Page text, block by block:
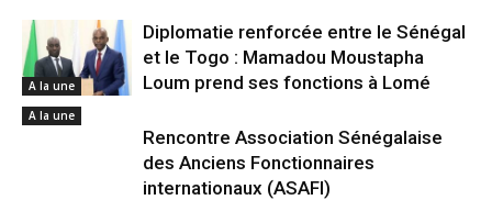
A la une
Diplomatie renforcée entre le Sénégal
et le Togo : Mamadou Moustapha
Loum prend ses fonctions à Lomé
A la une
Rencontre Association Sénégalaise
des Anciens Fonctionnaires
internationaux (ASAFI)